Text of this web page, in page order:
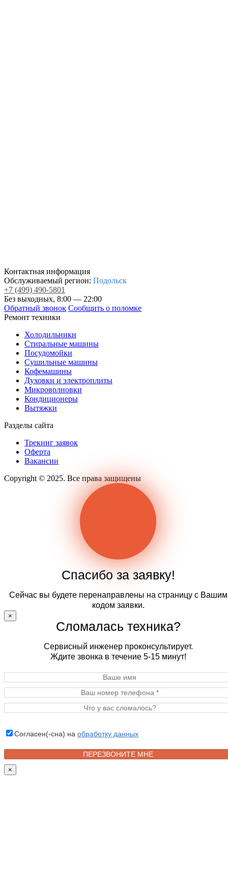
Контактная информация
Обслуживаемый регион: Подольск
+7 (499) 490-5801
Без выходных, 8:00 — 22:00
Обратный звонок Сообщить о поломке
Ремонт техники
Холодильники
Стиральные машины
Посудомойки
Сушильные машины
Кофемашины
Духовки и электроплиты
Микроволновки
Кондиционеры
Вытяжки
Разделы сайта
Трекинг заявок
Оферта
Вакансии
Copyright © 2025. Все права защищены
Спасибо за заявку!
Сейчас вы будете перенаправлены на страницу с Вашим
кодом заявки.
×
Сломалась техника?
Сервисный инженер проконсультирует.
Ждите звонка в течение 5-15 минут!
Согласен(-сна) на обработку данных
×